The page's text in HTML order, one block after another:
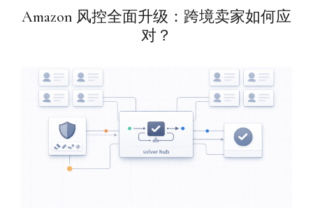
Amazon 风控全面升级：跨境卖家如何应
对？